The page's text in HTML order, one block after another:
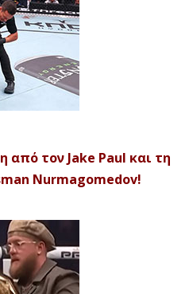
από τον Jake Paul και τη
Nurmagomedov!